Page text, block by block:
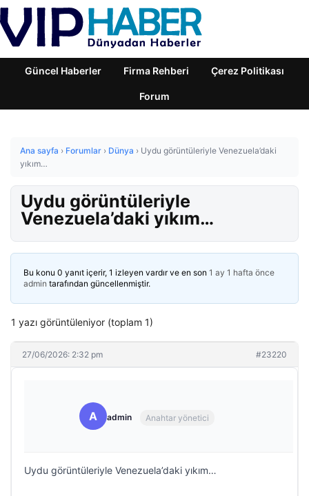
Güncel Haberler Firma Rehberi Çerez Politikası
Forum
Ana sayfa › Forumlar › Dünya › Uydu görüntüleriyle Venezuela’daki
yıkım…
Uydu görüntüleriyle
Venezuela’daki yıkım…
Bu konu 0 yanıt içerir, 1 izleyen vardır ve en son 1 ay 1 hafta önce
admin tarafından güncellenmiştir.
1 yazı görüntüleniyor (toplam 1)
27/06/2026: 2:32 pm #23220
A admin Anahtar yönetici
Uydu görüntüleriyle Venezuela’daki yıkım…